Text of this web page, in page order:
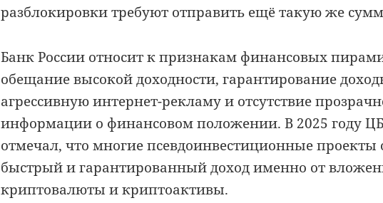
разблокировки требуют отправить ещё такую же
Банк России относит к признакам финансовых
обещание высокой доходности, гарантирование
агрессивную интернет-рекламу и отсутствие
информации о финансовом положении. В 2025 году ЦБ
отмечал, что многие псевдоинвестиционные
быстрый и гарантированный доход именно от
криптовалюты и криптоактивы.